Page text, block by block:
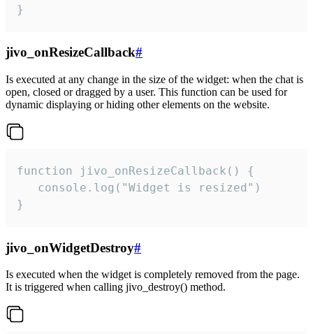
}
jivo_onResizeCallback#
Is executed at any change in the size of the widget: when the chat is
open, closed or dragged by a user. This function can be used for
dynamic displaying or hiding other elements on the website.
function jivo_onResizeCallback() {
   console.log("Widget is resized")
}
jivo_onWidgetDestroy#
Is executed when the widget is completely removed from the page.
It is triggered when calling jivo_destroy() method.